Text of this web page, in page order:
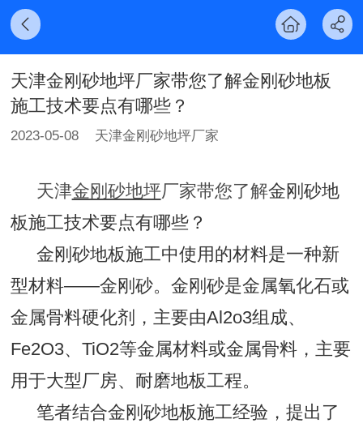
天津金刚砂‍地坪‍厂家带您了解金刚砂地板
施工技术要点有哪些？
2023-05-08 天津金刚砂‍地坪‍厂家
天津金刚砂‍地坪‍厂家带您了解金刚砂地
板施工技术要点有哪些？
金刚砂地板施工中使用的材料是一种新
型材料——金刚砂。金刚砂是金属氧化石或
金属骨料硬化剂，主要由Al2o3组成、
Fe2O3、TiO2等金属材料或金属骨料，主要
用于大型厂房、耐磨地板工程。
笔者结合金刚砂地板施工经验，提出了